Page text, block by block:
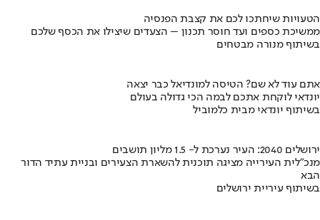
הטעויות שיחתכו לכם את קצבת הפנסיה
ממשיכת כספים ועד חוסר תכנון – הצעדים שיצילו את הכסף שלכם
בשיתוף מנורה מבטחים
אתם עוד לא שם? הטיסה למונדיאל כבר יצאה
יונדאי לוקחת אתכם לבמה הכי גדולה בעולם
בשיתוף יונדאי מבית כלמוביל
ירושלים 2040: העיר נערכת ל- 1.5 מליון תושבים
מנכ"לית העירייה מציגה תוכנית להשארת הצעירים ובניית עתיד הדור
הבא
בשיתוף עיריית ירושלים